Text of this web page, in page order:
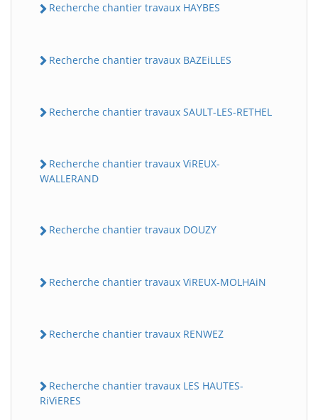
Recherche chantier travaux HAYBES
Recherche chantier travaux BAZEiLLES
Recherche chantier travaux SAULT-LES-RETHEL
Recherche chantier travaux ViREUX-
WALLERAND
Recherche chantier travaux DOUZY
Recherche chantier travaux ViREUX-MOLHAiN
Recherche chantier travaux RENWEZ
Recherche chantier travaux LES HAUTES-
RiViERES